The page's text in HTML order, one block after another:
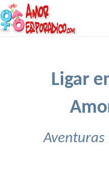
Ligar
Aventuras